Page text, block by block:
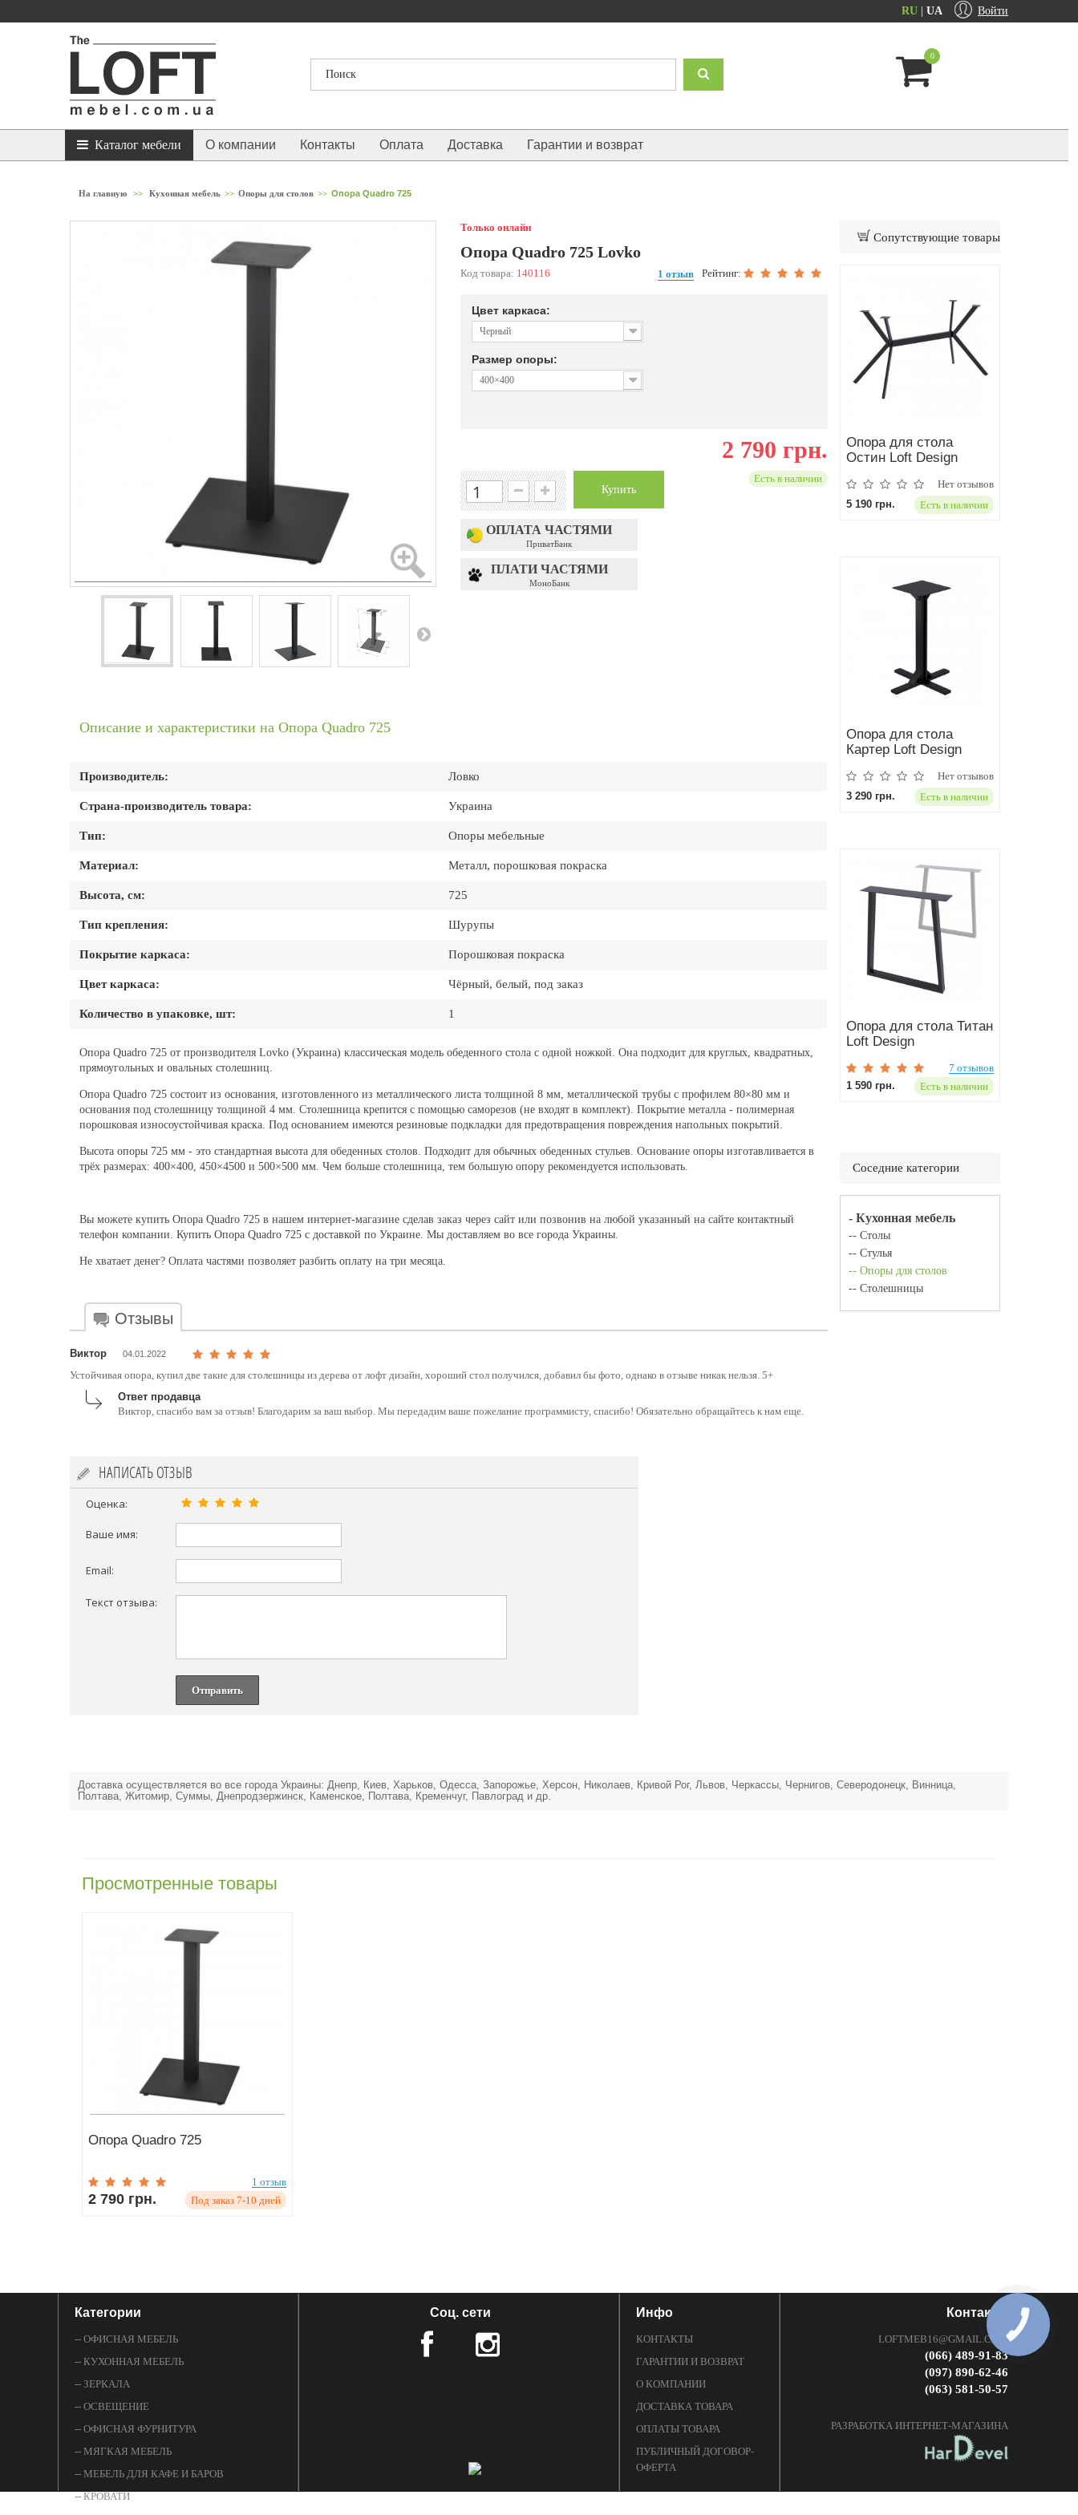
Войти
RU UA
0
Каталог мебели О компании Контакты Оплата Доставка Гарантии и возврат
На главную >> Кухонная мебель >> Опоры для столов >> Опора Quadro 725
Только онлайн
Опора Quadro 725 Lovko
Код товара: 140116 Рейтинг:
1 отзыв
Цвет каркаса:
Черный
Размер опоры:
400×400
2 790 грн.
Купить
Есть в наличии
ОПЛАТА ЧАСТЯМИ
ПриватБанк
ПЛАТИ ЧАСТЯМИ
МоноБанк
Описание и характеристики на Опора Quadro 725
Производитель: Ловко
Страна-производитель товара: Украина
Тип: Опоры мебельные
Материал: Металл, порошковая покраска
Высота, см: 725
Тип крепления: Шурупы
Покрытие каркаса: Порошковая покраска
Цвет каркаса: Чёрный, белый, под заказ
Количество в упаковке, шт: 1
Опора Quadro 725 от производителя Lovko (Украина) классическая модель обеденного стола с одной ножкой. Она подходит для круглых, квадратных,
прямоугольных и овальных столешниц.
Опора Quadro 725 состоит из основания, изготовленного из металлического листа толщиной 8 мм, металлической трубы с профилем 80×80 мм и
основания под столешницу толщиной 4 мм. Столешница крепится с помощью саморезов (не входят в комплект). Покрытие металла - полимерная
порошковая износоустойчивая краска. Под основанием имеются резиновые подкладки для предотвращения повреждения напольных покрытий.
Высота опоры 725 мм - это стандартная высота для обеденных столов. Подходит для обычных обеденных стульев. Основание опоры изготавливается в
трёх размерах: 400×400, 450×4500 и 500×500 мм. Чем больше столешница, тем большую опору рекомендуется использовать.
Вы можете купить Опора Quadro 725 в нашем интернет-магазине сделав заказ через сайт или позвонив на любой указанный на сайте контактный
телефон компании. Купить Опора Quadro 725 с доставкой по Украине. Мы доставляем во все города Украины.
Не хватает денег? Оплата частями позволяет разбить оплату на три месяца.
Отзывы
Виктор 04.01.2022
Устойчивая опора, купил две такие для столешницы из дерева от лофт дизайн, хороший стол получился, добавил бы фото, однако в отзыве никак нельзя. 5+
Ответ продавца
Виктор, спасибо вам за отзыв! Благодарим за ваш выбор. Мы передадим ваше пожелание программисту, спасибо! Обязательно обращайтесь к нам еще.
НАПИСАТЬ ОТЗЫВ
Оценка:
Ваше имя:
Email:
Текст отзыва:
Отправить
Сопутствующие товары
Опора для стола
Остин Loft Design
Нет отзывов
5 190 грн.
Есть в наличии
Опора для стола
Картер Loft Design
Нет отзывов
3 290 грн.
Есть в наличии
Опора для стола Титан
Loft Design
7 отзывов
1 590 грн.
Есть в наличии
Соседние категории
- Кухонная мебель
-- Столы
-- Стулья
-- Опоры для столов
-- Столешницы
Доставка осуществляется во все города Украины: Днепр, Киев, Харьков, Одесса, Запорожье, Херсон, Николаев, Кривой Рог, Львов, Черкассы, Чернигов, Северодонецк, Винница,
Полтава, Житомир, Суммы, Днепродзержинск, Каменское, Полтава, Кременчуг, Павлоград и др.
Просмотренные товары
Опора Quadro 725
1 отзыв
2 790 грн. Под заказ 7-10 дней
Категории
-- ОФИСНАЯ МЕБЕЛЬ
-- КУХОННАЯ МЕБЕЛЬ
-- ЗЕРКАЛА
-- ОСВЕЩЕНИЕ
-- ОФИСНАЯ ФУРНИТУРА
-- МЯГКАЯ МЕБЕЛЬ
-- МЕБЕЛЬ ДЛЯ КАФЕ И БАРОВ
-- КРОВАТИ
Соц. сети Инфо
КОНТАКТЫ
ГАРАНТИИ И ВОЗВРАТ
О КОМПАНИИ
ДОСТАВКА ТОВАРА
ОПЛАТЫ ТОВАРА
ПУБЛИЧНЫЙ ДОГОВОР-
ОФЕРТА
Контакты
LOFTMEB16@GMAIL.COM
(066) 489-91-83
(097) 890-62-46
(063) 581-50-57
РАЗРАБОТКА ИНТЕРНЕТ-МАГАЗИНА